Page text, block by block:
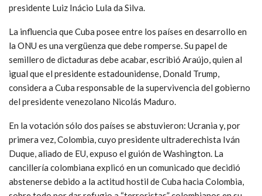
Sostuvo que EU no esconde su propósito de asfixiar
sufrimientos a su pueblo.
Tras dos días de debates en los que decenas de países
fustigaron el bloqueo por anacrónico e inhumano, Brasil
rompió con su tradición de exigir el fin del mismo con el
liderazgo del presidente neofascista Jair Bolsonaro, aliado de
canciller brasileño, Ernesto Araújo, lanzó una andanada de tuits
fustigando al comunismo, al Foro de Sao Paulo y al ex
presidente Luiz Inácio Lula da Silva.
La influencia que Cuba posee entre los países en desarrollo en
la ONU es una vergüenza que debe romperse. Su papel de